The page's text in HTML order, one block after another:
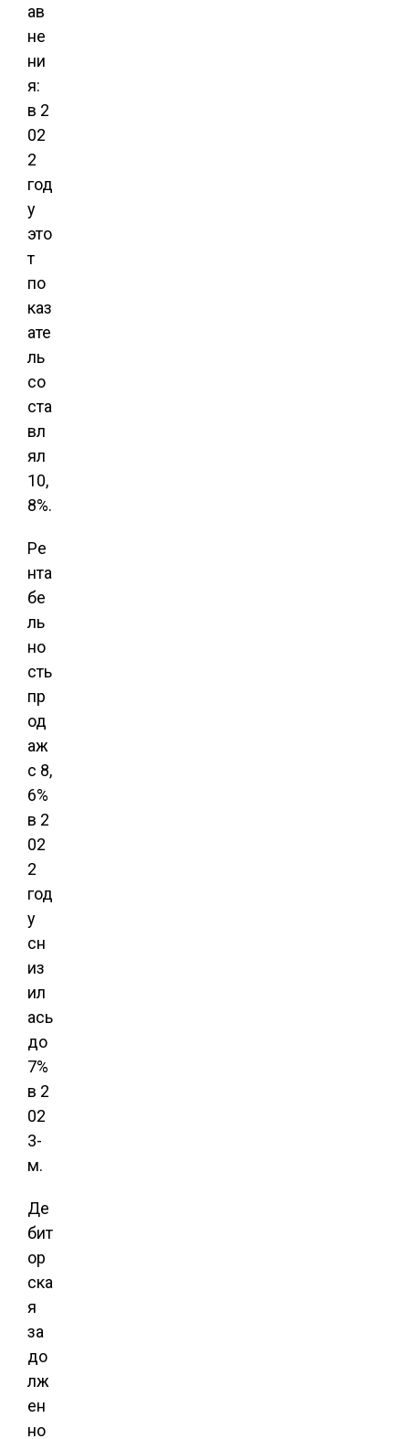
ав
не
ни
я:
в 2
02
2
год
у
это
т
по
каз
ате
ль
со
ста
вл
ял
10,
8%.
Ре
нта
бе
ль
но
сть
пр
од
аж
с 8,
6%
в 2
02
2
год
у
сн
из
ил
ась
до
7%
в 2
02
3-
м.
Де
бит
ор
ска
я
за
до
лж
ен
но